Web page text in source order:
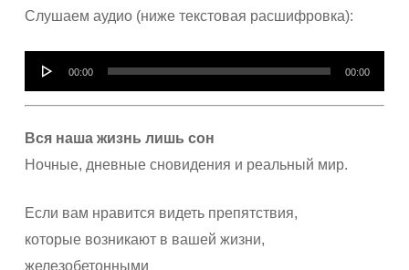
Слушаем аудио (ниже текстовая расшифровка):
Аудиоплеер
00:00 00:00
Вся наша жизнь лишь сон
Ночные, дневные сновидения и реальный мир.
Если вам нравится видеть препятствия,
которые возникают в вашей жизни,
железобетонными